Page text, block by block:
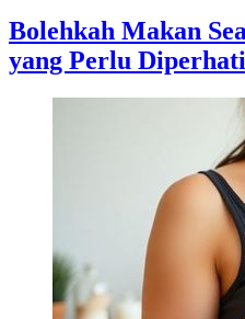
Bolehkah Makan
yang Perlu